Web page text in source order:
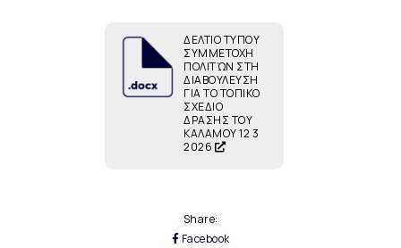
ΔΕΛΤΙΟ ΤΥΠΟΥ
ΣΥΜΜΕΤΟΧΗ
ΠΟΛΙΤΏΝ ΣΤΗ
ΔΙΑΒΟΥΛΕΥΣΗ
ΓΙΑ ΤΟ ΤΟΠΙΚΟ
ΣΧΕΔΙΟ
ΔΡΑΣΗΣ ΤΟΥ
ΚΑΛΑΜΟΥ 12 3
2026
Share:
Facebook